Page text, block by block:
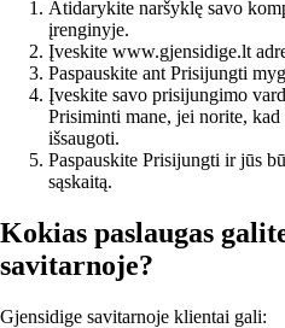
Atidarykite naršyklę savo
įrenginyje.
Įveskite www.gjensidige.lt
Paspauskite ant Prisijungti
Įveskite savo prisijungimo
Prisiminti mane, jei norite,
išsaugoti.
Paspauskite Prisijungti ir jūs
sąskaitą.
Kokias paslaugas
savitarnoje?
Gjensidige savitarnoje klientai gali: